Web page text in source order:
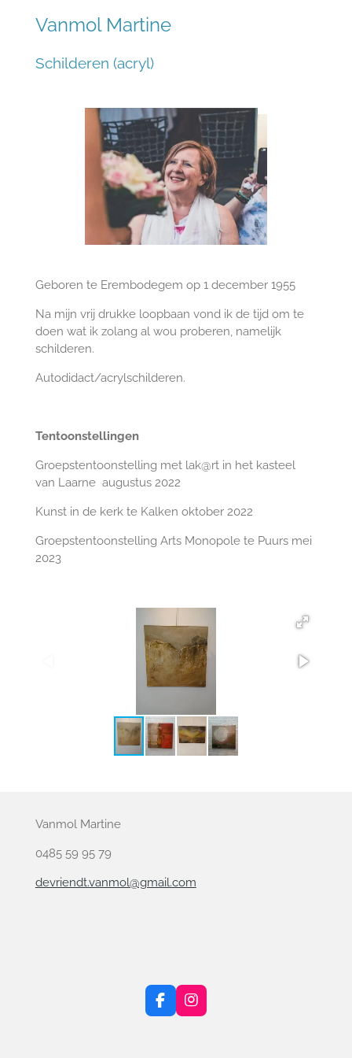
Vanmol Martine
Schilderen (acryl)
Geboren te Erembodegem op 1 december 1955
Na mijn vrij drukke loopbaan vond ik de tijd om te
doen wat ik zolang al wou proberen, namelijk
schilderen.
Autodidact/acrylschilderen.
Tentoonstellingen
Groepstentoonstelling met lak@rt in het kasteel
van Laarne augustus 2022
Kunst in de kerk te Kalken oktober 2022
Groepstentoonstelling Arts Monopole te Puurs mei
2023
Vanmol Martine
0485 59 95 79
devriendt.vanmol@gmail.com
F
a
I
n